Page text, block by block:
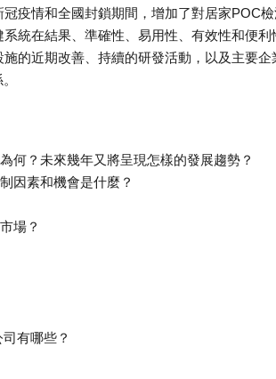
疫情和全國封鎖期間，增加了對居家POC
統在結果、準確性、易用性、有效性和便
的近期改善、持續的研發活動，以及主要企
何？未來幾年又將呈現怎樣的發展趨勢？
因素和機會是什麼？
場？
有哪些？